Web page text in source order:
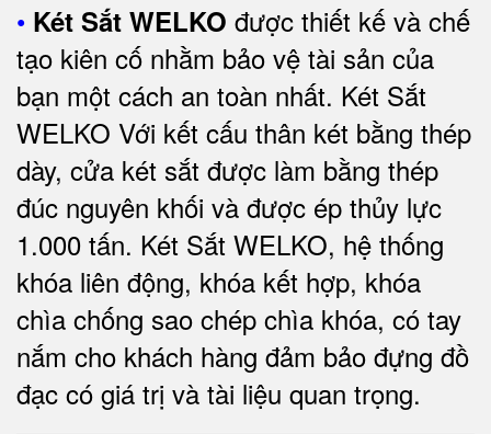
• Két Sắt WELKO được thiết kế và chế
tạo kiên cố nhằm bảo vệ tài sản của
bạn một cách an toàn nhất. Két Sắt
WELKO Với kết cấu thân két bằng thép
dày, cửa két sắt được làm bằng thép
đúc nguyên khối và được ép thủy lực
1.000 tấn. Két Sắt WELKO, hệ thống
khóa liên động, khóa kết hợp, khóa
chìa chống sao chép chìa khóa, có tay
nắm cho khách hàng đảm bảo đựng đồ
đạc có giá trị và tài liệu quan trọng.